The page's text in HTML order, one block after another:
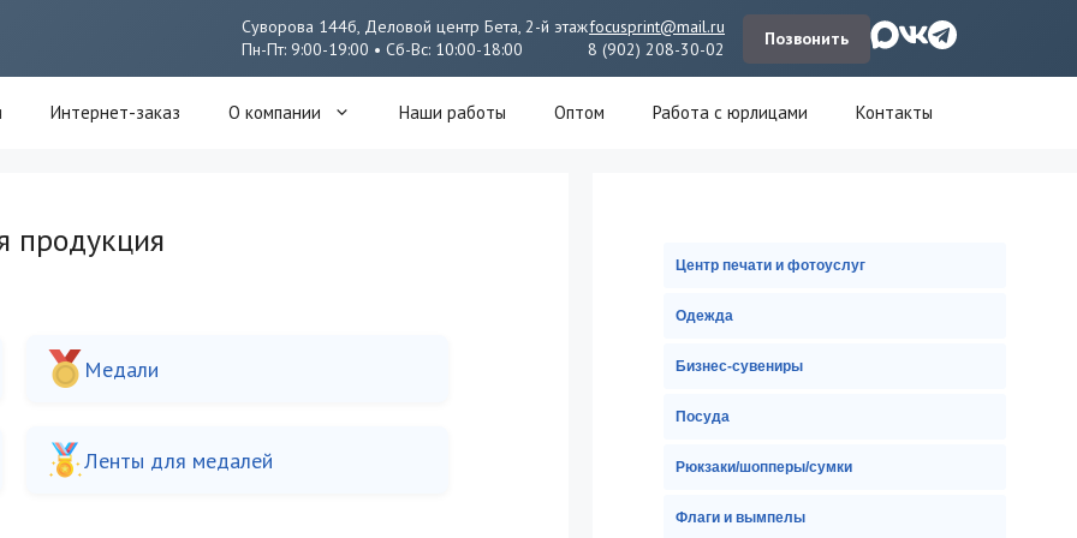
Суворова 144б, Деловой центр Бета, 2-й этаж
Пн-Пт: 9:00-19:00 • Сб-Вс: 10:00-18:00
focusprint@mail.ru
8 (902) 208-30-02
Позвонить
Интернет-заказ О компании Наши работы Оптом Работа с юрлицами Контакты
продукция
Медали
Ленты для медалей
Центр печати и фотоуслуг
Одежда
Бизнес-сувениры
Посуда
Рюкзаки/шопперы/сумки
Флаги и вымпелы